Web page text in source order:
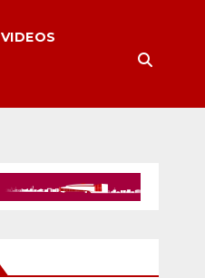
VIDEOS